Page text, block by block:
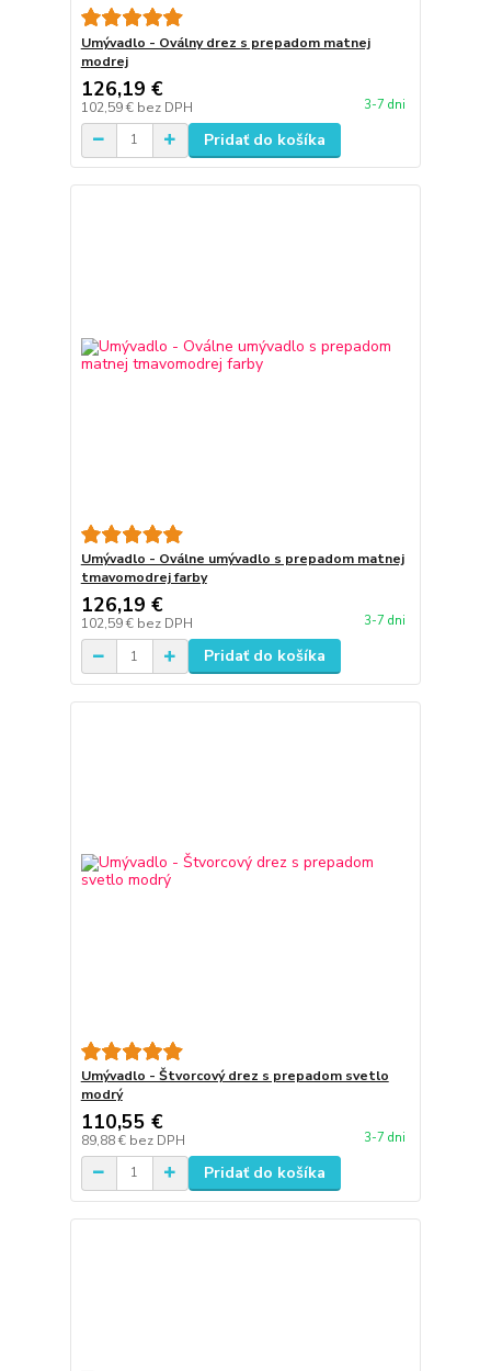
Umývadlo - Oválny drez s prepadom matnej
modrej
126,19 €
102,59 € bez DPH 3-7 dni
Pridať do košíka
Umývadlo - Oválne umývadlo s prepadom matnej
tmavomodrej farby
126,19 €
102,59 € bez DPH 3-7 dni
Pridať do košíka
Umývadlo - Štvorcový drez s prepadom svetlo
modrý
110,55 €
89,88 € bez DPH 3-7 dni
Pridať do košíka